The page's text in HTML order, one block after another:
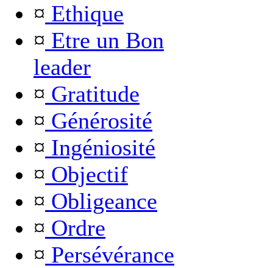
¤ Ethique
¤ Etre un Bon
leader
¤ Gratitude
¤ Générosité
¤ Ingéniosité
¤ Objectif
¤ Obligeance
¤ Ordre
¤ Persévérance